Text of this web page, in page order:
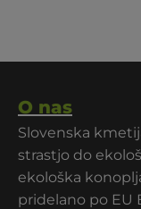
O nas
Slovenska
strastjo do
ekološka
pridelano po EU